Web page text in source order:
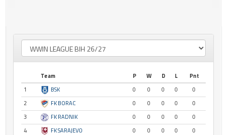
Team P W D L
Pnt
1
BSK 0 0 0 0
0
2
FK BORAC 0 0 0 0
0
3
FK RADNIK 0 0 0 0
0
4
FK SARAJEVO 0 0 0 0
0